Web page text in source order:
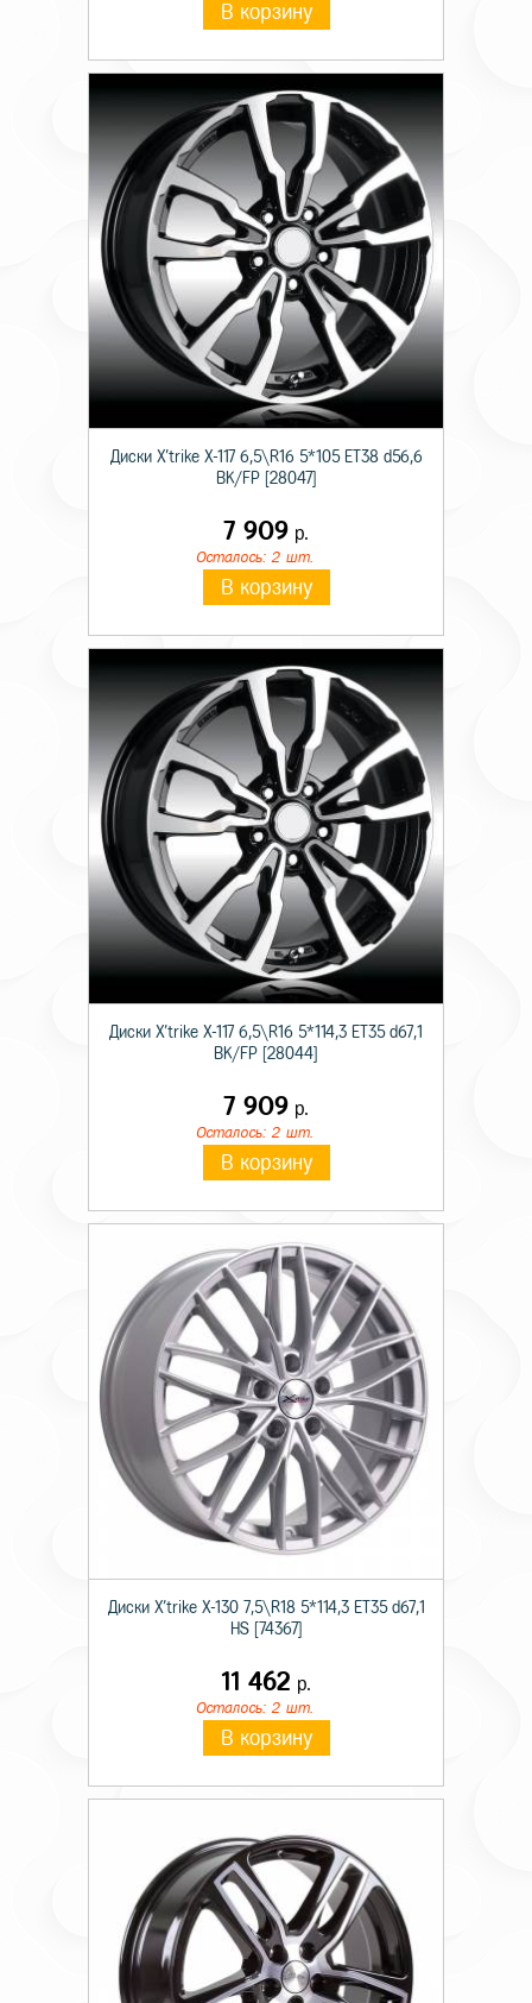
В корзину
Диски X'trike X-117 6,5\R16 5*105 ET38 d56,6
BK/FP [28047]
7 909 р.
Осталось: 2 шт.
В корзину
Диски X'trike X-117 6,5\R16 5*114,3 ET35 d67,1
BK/FP [28044]
7 909 р.
Осталось: 2 шт.
В корзину
Диски X'trike X-130 7,5\R18 5*114,3 ET35 d67,1
HS [74367]
11 462 р.
Осталось: 2 шт.
В корзину